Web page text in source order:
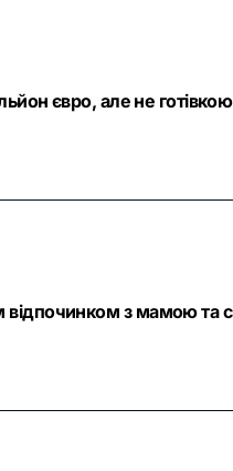
євро, але не
з мамою та